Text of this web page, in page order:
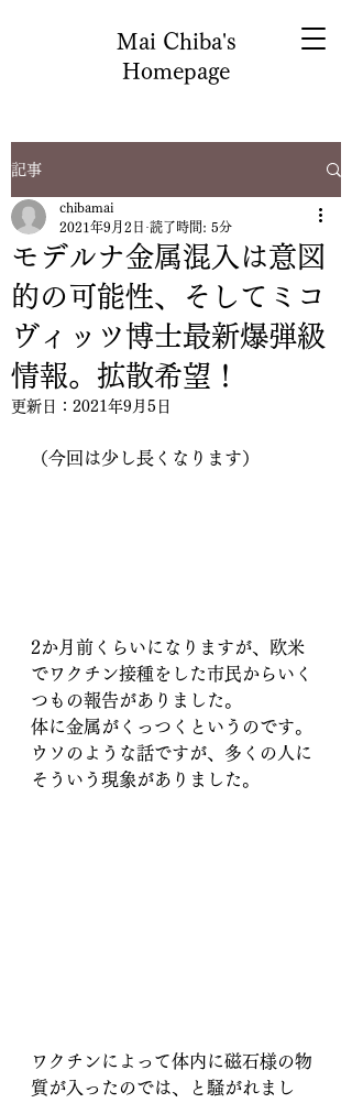
Mai Chiba's
Homepage
記事
モデルナ金属混入は意図
的の可能性、そしてミコ
ヴィッツ博士最新爆弾級
情報。拡散希望！
chibamai
2021年9月2日 読了時間: 5分
更新日： 2021年9月5日
（今回は少し長くなります）
2か月前くらいになりますが、欧米
でワクチン接種をした市民からいく
つもの報告がありました。
体に金属がくっつくというのです。
ウソのような話ですが、多くの人に
そういう現象がありました。
ワクチンによって体内に磁石様の物
質が入ったのでは、と騒がれまし